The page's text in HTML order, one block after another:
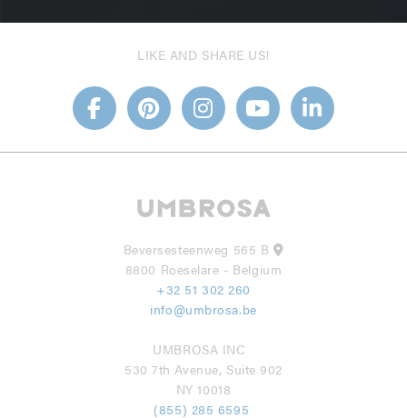
LIKE AND SHARE US!
Beversesteenweg 565 B
8800 Roeselare - Belgium
+32 51 302 260
info@umbrosa.be
UMBROSA INC
530 7th Avenue, Suite 902
NY 10018
(855) 285 6595